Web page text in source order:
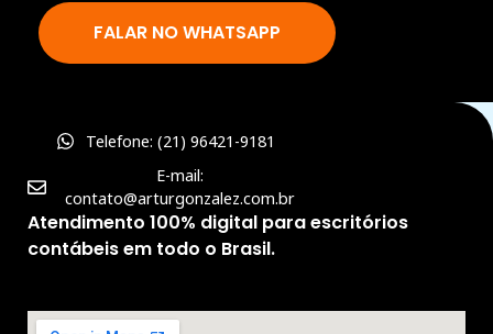
FALAR NO WHATSAPP
Telefone: (21) 96421-9181
E-mail:
contato@arturgonzalez.com.br
Atendimento 100% digital para escritórios
contábeis em todo o Brasil.